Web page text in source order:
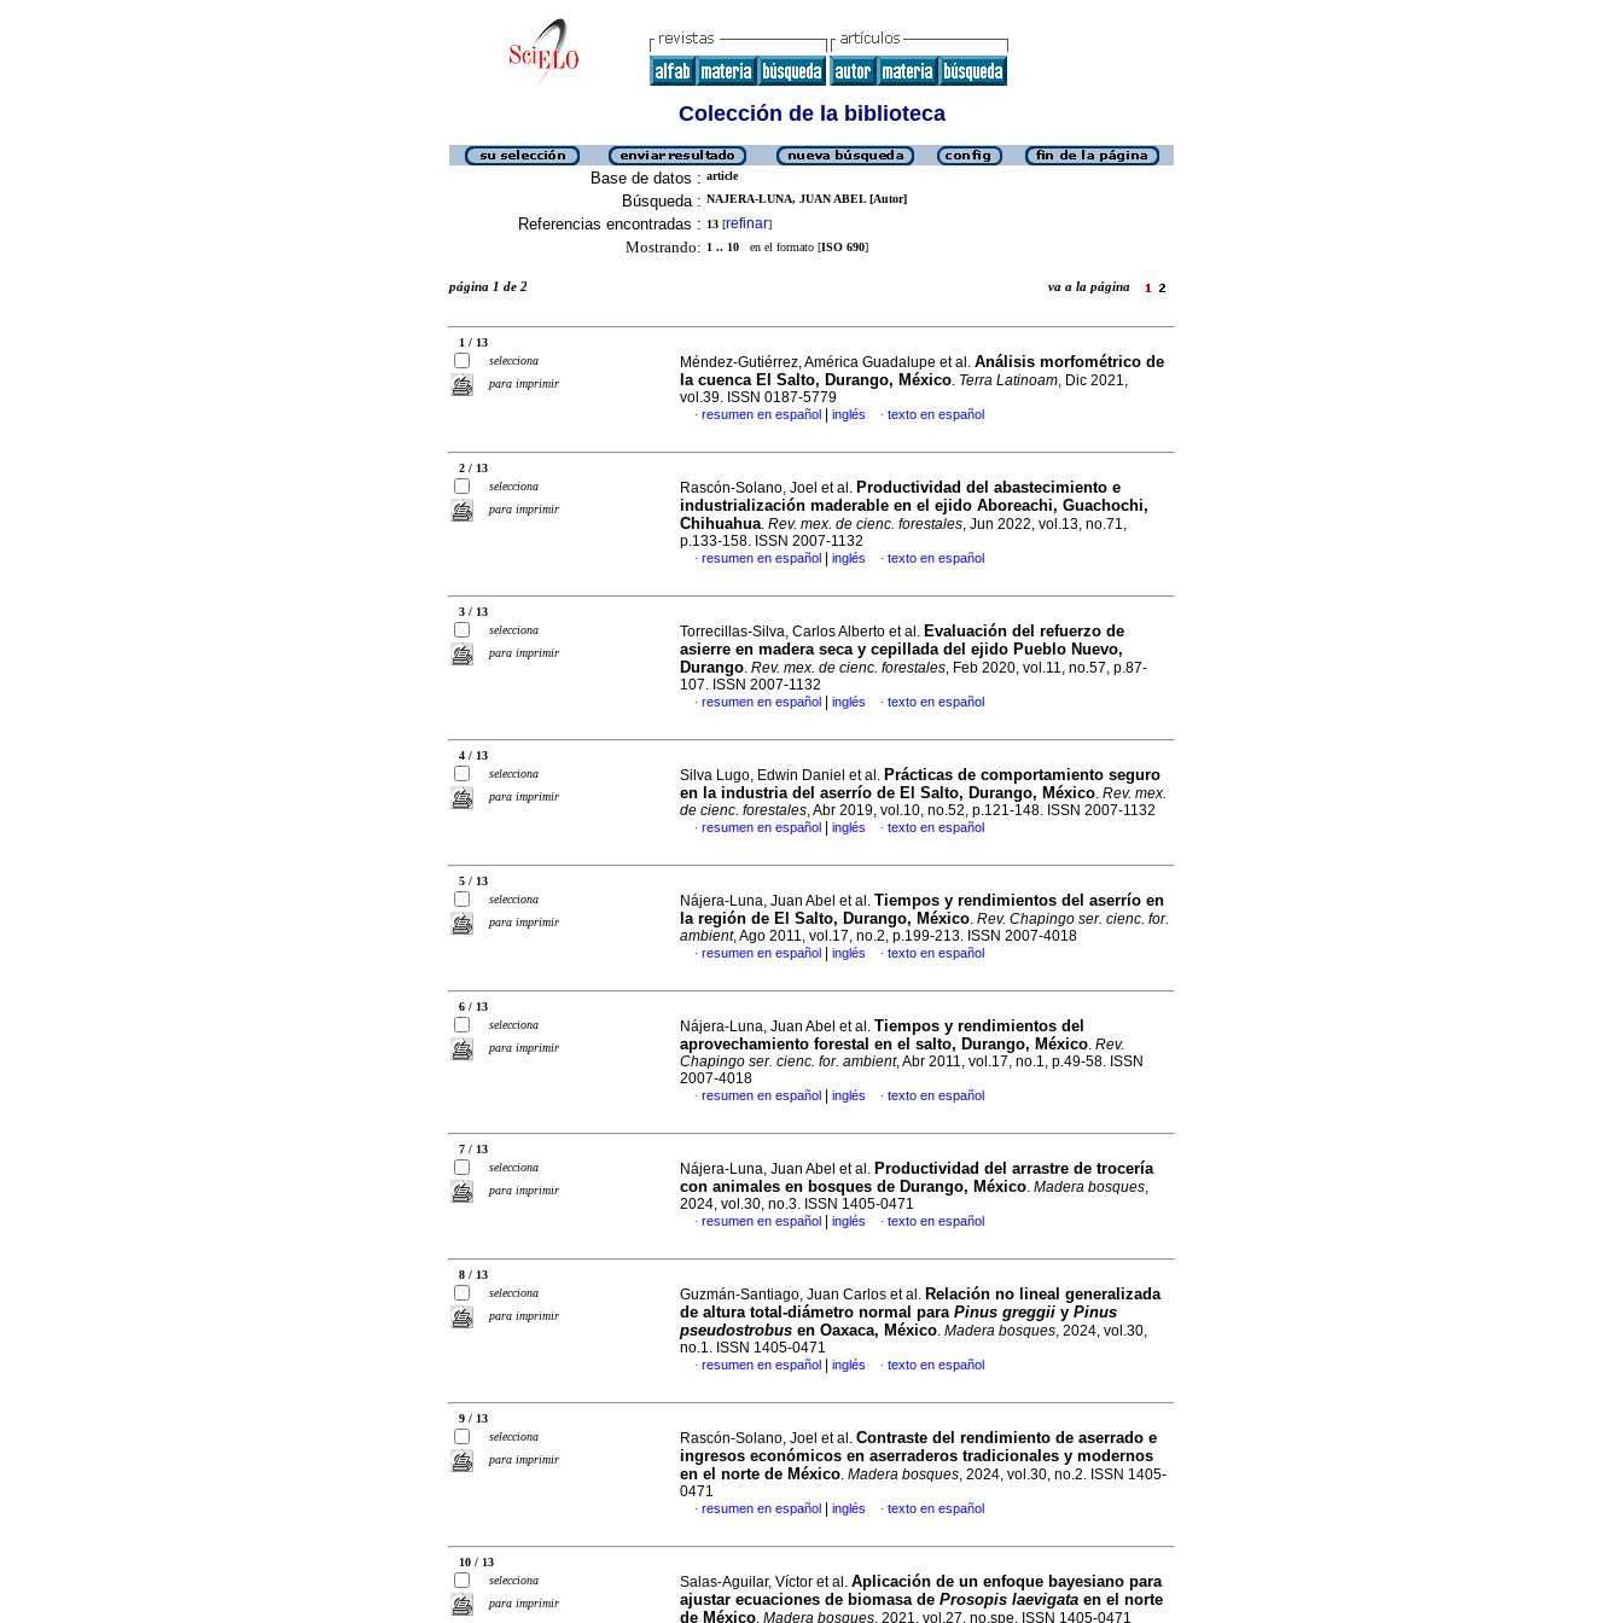
Colección de la biblioteca
Base de datos : article
Búsqueda : NAJERA-LUNA, JUAN ABEL [Autor]
Referencias encontradas : 13 [refinar]
Mostrando: 1 .. 10 en el formato [ISO 690]
página 1 de 2 va a la página
1 / 13
selecciona
para imprimir
Méndez-Gutiérrez, América Guadalupe et al. Análisis morfométrico de
la cuenca El Salto, Durango, México. Terra Latinoam, Dic 2021,
vol.39. ISSN 0187-5779
· resumen en español inglés · texto en español
2 / 13
selecciona
para imprimir
Rascón-Solano, Joel et al. Productividad del abastecimiento e
industrialización maderable en el ejido Aboreachi, Guachochi,
Chihuahua. Rev. mex. de cienc. forestales, Jun 2022, vol.13, no.71,
p.133-158. ISSN 2007-1132
· resumen en español inglés · texto en español
3 / 13
selecciona
para imprimir
Torrecillas-Silva, Carlos Alberto et al. Evaluación del refuerzo de
asierre en madera seca y cepillada del ejido Pueblo Nuevo,
Durango. Rev. mex. de cienc. forestales, Feb 2020, vol.11, no.57, p.87-
107. ISSN 2007-1132
· resumen en español inglés · texto en español
4 / 13
selecciona
para imprimir
Silva Lugo, Edwin Daniel et al. Prácticas de comportamiento seguro
en la industria del aserrío de El Salto, Durango, México. Rev. mex.
de cienc. forestales, Abr 2019, vol.10, no.52, p.121-148. ISSN 2007-1132
· resumen en español inglés · texto en español
5 / 13
selecciona
para imprimir
Nájera-Luna, Juan Abel et al. Tiempos y rendimientos del aserrío en
la región de El Salto, Durango, México. Rev. Chapingo ser. cienc. for.
ambient, Ago 2011, vol.17, no.2, p.199-213. ISSN 2007-4018
· resumen en español inglés · texto en español
6 / 13
selecciona
para imprimir
Nájera-Luna, Juan Abel et al. Tiempos y rendimientos del
aprovechamiento forestal en el salto, Durango, México. Rev.
Chapingo ser. cienc. for. ambient, Abr 2011, vol.17, no.1, p.49-58. ISSN
2007-4018
· resumen en español inglés · texto en español
7 / 13
selecciona
para imprimir
Nájera-Luna, Juan Abel et al. Productividad del arrastre de trocería
con animales en bosques de Durango, México. Madera bosques,
2024, vol.30, no.3. ISSN 1405-0471
· resumen en español inglés · texto en español
8 / 13
selecciona
para imprimir
Guzmán-Santiago, Juan Carlos et al. Relación no lineal generalizada
de altura total-diámetro normal para Pinus greggii y Pinus
pseudostrobus en Oaxaca, México. Madera bosques, 2024, vol.30,
no.1. ISSN 1405-0471
· resumen en español inglés · texto en español
9 / 13
selecciona
para imprimir
Rascón-Solano, Joel et al. Contraste del rendimiento de aserrado e
ingresos económicos en aserraderos tradicionales y modernos
en el norte de México. Madera bosques, 2024, vol.30, no.2. ISSN 1405-
0471
· resumen en español inglés · texto en español
10 / 13
selecciona
para imprimir
Salas-Aguilar, Víctor et al. Aplicación de un enfoque bayesiano para
ajustar ecuaciones de biomasa de Prosopis laevigata en el norte
de México. Madera bosques, 2021, vol.27, no.spe. ISSN 1405-0471